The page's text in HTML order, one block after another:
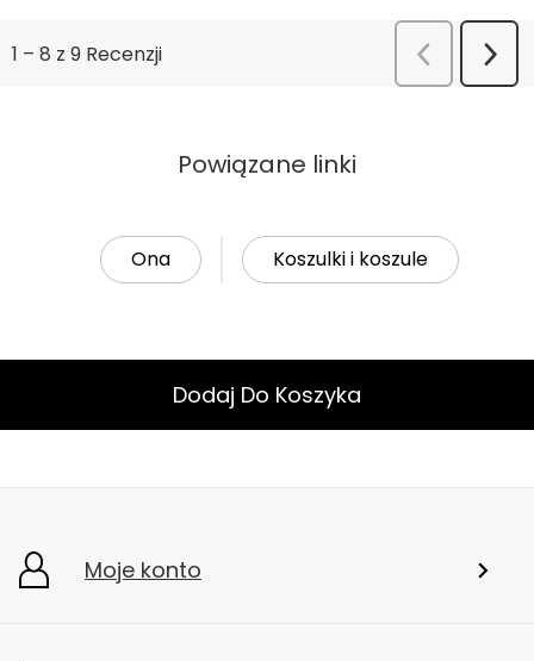
Powiązane linki
Ona Koszulki i koszule
Dodaj Do Koszyka
Moje konto